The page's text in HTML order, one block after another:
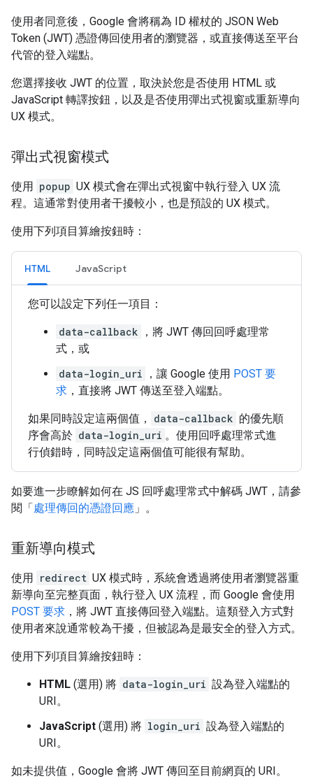
使用者同意後，Google 會將稱為 ID 權杖的 JSON Web
Token (JWT) 憑證傳回使用者的瀏覽器，或直接傳送至平台
代管的登入端點。
您選擇接收 JWT 的位置，取決於您是否使用 HTML 或
JavaScript 轉譯按鈕，以及是否使用彈出式視窗或重新導向
UX 模式。
彈出式視窗模式
使用 popup UX 模式會在彈出式視窗中執行登入 UX 流
程。這通常對使用者干擾較小，也是預設的 UX 模式。
使用下列項目算繪按鈕時：
HTML JavaScript
您可以設定下列任一項目：
data-callback
，將 JWT 傳回回呼處理常
式，或
data-login_uri
，讓 Google 使用 POST 要
求 ，直接將 JWT 傳送至登入端點。
如果同時設定這兩個值， data-callback 的優先順
序會高於 data-login_uri 。使用回呼處理常式進
行偵錯時，同時設定這兩個值可能很有幫助。
如要進一步瞭解如何在 JS 回呼處理常式中解碼 JWT，請參
閱「處理傳回的憑證回應 」。
重新導向模式
使用 redirect UX 模式時，系統會透過將使用者瀏覽器重
新導向至完整頁面，執行登入 UX 流程，而 Google 會使用
POST 要求 ，將 JWT 直接傳回登入端點。這類登入方式對
使用者來說通常較為干擾，但被認為是最安全的登入方式。
使用下列項目算繪按鈕時：
HTML (選用) 將 data-login_uri 設為登入端點的
URI。
JavaScript (選用) 將 login_uri 設為登入端點的
URI。
如未提供值，Google 會將 JWT 傳回至目前網頁的 URI。